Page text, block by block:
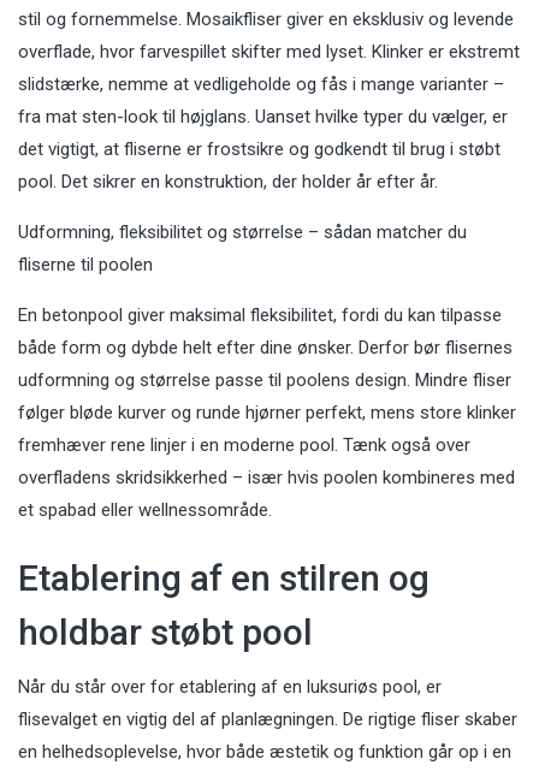
stil og fornemmelse. Mosaikfliser giver en eksklusiv og levende
overflade, hvor farvespillet skifter med lyset. Klinker er ekstremt
slidstærke, nemme at vedligeholde og fås i mange varianter –
fra mat sten-look til højglans. Uanset hvilke typer du vælger, er
det vigtigt, at fliserne er frostsikre og godkendt til brug i støbt
pool. Det sikrer en konstruktion, der holder år efter år.
Udformning, fleksibilitet og størrelse – sådan matcher du
fliserne til poolen
En betonpool giver maksimal fleksibilitet, fordi du kan tilpasse
både form og dybde helt efter dine ønsker. Derfor bør flisernes
udformning og størrelse passe til poolens design. Mindre fliser
følger bløde kurver og runde hjørner perfekt, mens store klinker
fremhæver rene linjer i en moderne pool. Tænk også over
overfladens skridsikkerhed – især hvis poolen kombineres med
et spabad eller wellnessområde.
Etablering af en stilren og
holdbar støbt pool
Når du står over for etablering af en luksuriøs pool, er
flisevalget en vigtig del af planlægningen. De rigtige fliser skaber
en helhedsoplevelse, hvor både æstetik og funktion går op i en